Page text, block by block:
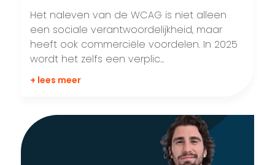
Het naleven van de WCAG is niet alleen
een sociale verantwoordelijkheid, maar
heeft ook commerciële voordelen. In 2025
wordt het zelfs een verplic...
+ lees meer